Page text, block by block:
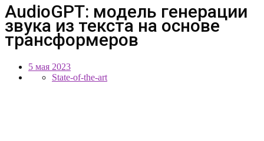
AudioGPT: модель генерации
звука из текста на основе
трансформеров
5 мая 2023
State-of-the-art